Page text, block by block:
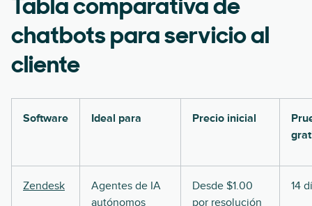
Tabla comparativa de
chatbots para servicio al
cliente
Software Ideal para Precio inicial
Zendesk
Agentes de IA
autónomos
Desde $1.00
por resolución
14